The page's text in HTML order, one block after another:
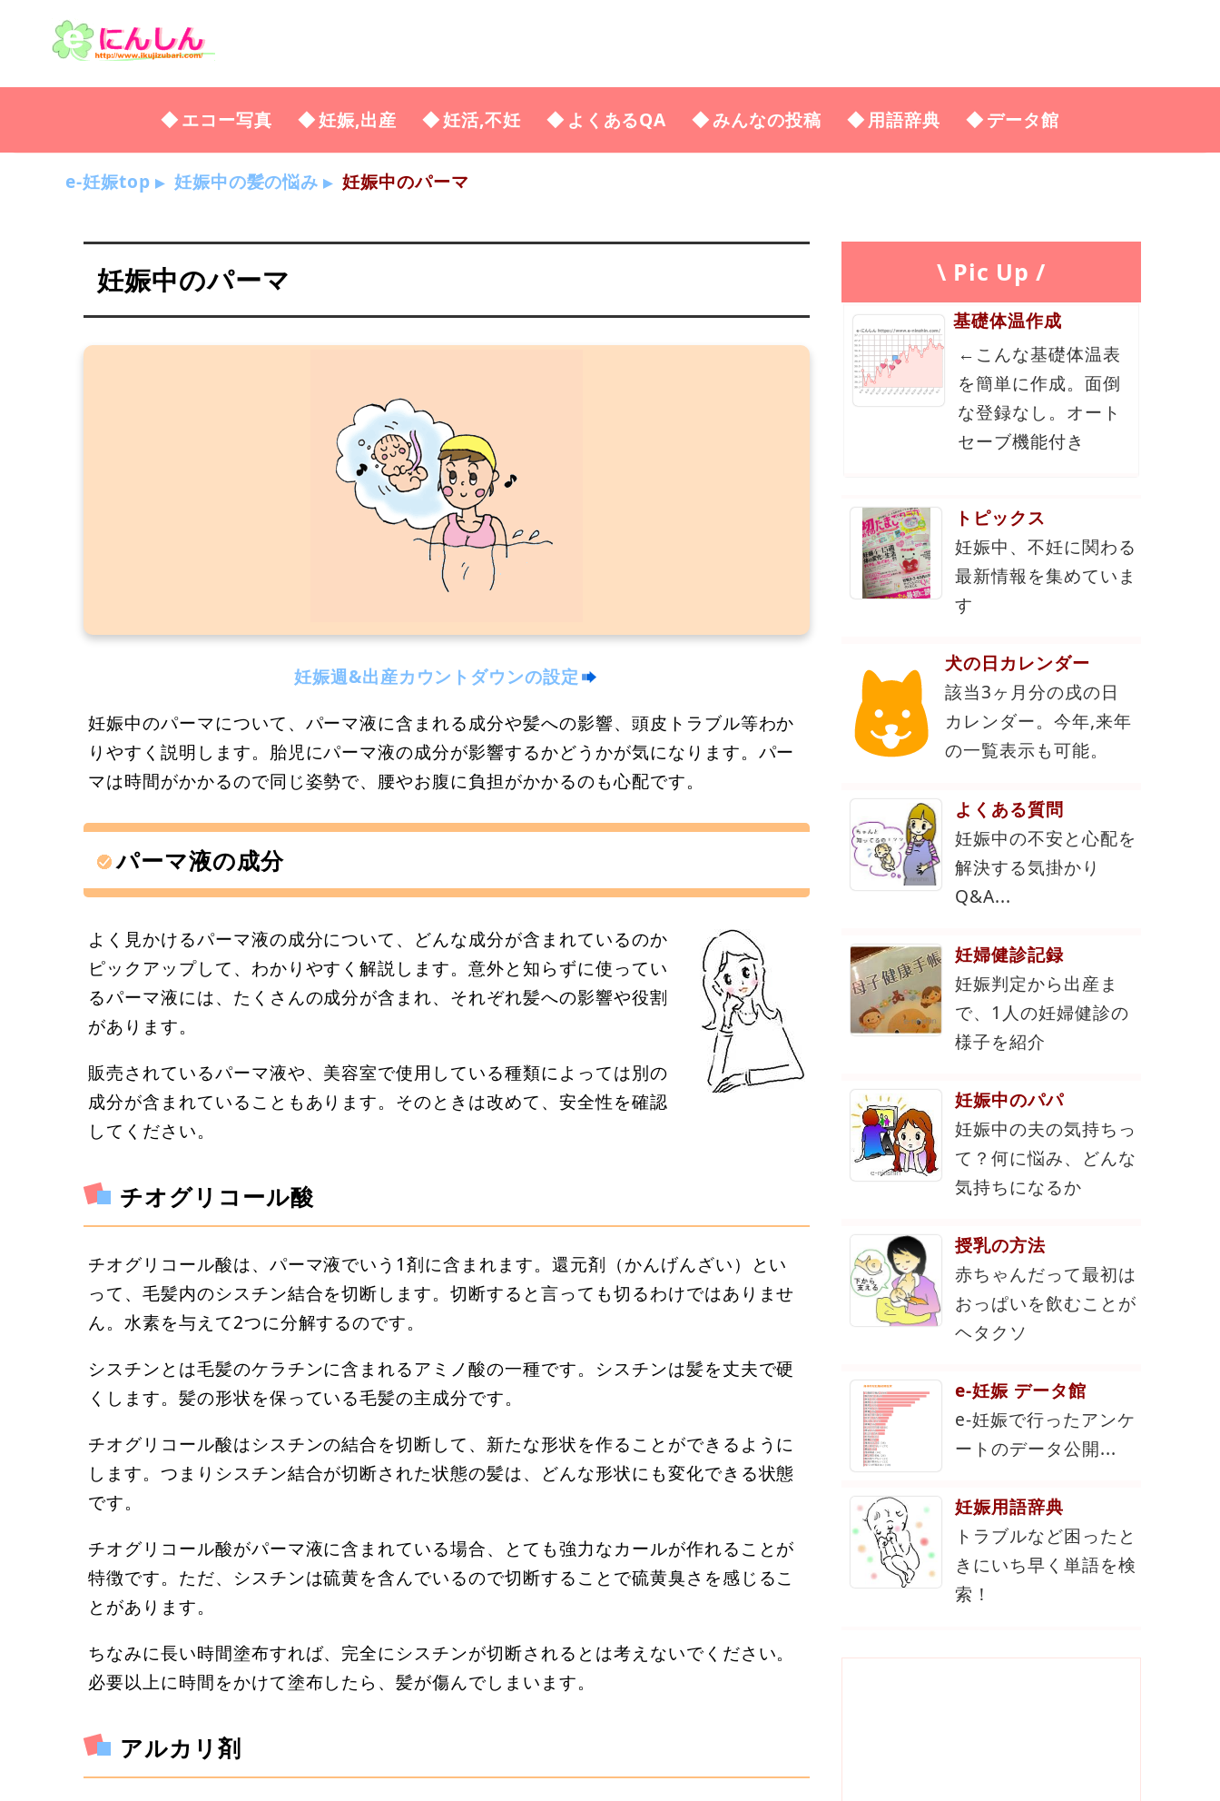
エコー写真 妊娠,出産 妊活,不妊 よくあるQA みんなの投稿 用語辞典 データ館
e-妊娠top 妊娠中の髪の悩み 妊娠中のパーマ
妊娠中のパーマ
妊娠週&出産カウントダウンの設定
妊娠中のパーマについて、パーマ液に含まれる成分や髪への影響、頭皮トラブル等わか
りやすく説明します。胎児にパーマ液の成分が影響するかどうかが気になります。パー
マは時間がかかるので同じ姿勢で、腰やお腹に負担がかかるのも心配です。
パーマ液の成分
よく見かけるパーマ液の成分について、どんな成分が含まれているのか
ピックアップして、わかりやすく解説します。意外と知らずに使ってい
るパーマ液には、たくさんの成分が含まれ、それぞれ髪への影響や役割
があります。
販売されているパーマ液や、美容室で使用している種類によっては別の
成分が含まれていることもあります。そのときは改めて、安全性を確認
してください。
チオグリコール酸
チオグリコール酸は、パーマ液でいう1剤に含まれます。還元剤（かんげんざい）とい
って、毛髪内のシスチン結合を切断します。切断すると言っても切るわけではありませ
ん。水素を与えて2つに分解するのです。
シスチンとは毛髪のケラチンに含まれるアミノ酸の一種です。シスチンは髪を丈夫で硬
くします。髪の形状を保っている毛髪の主成分です。
チオグリコール酸はシスチンの結合を切断して、新たな形状を作ることができるように
します。つまりシスチン結合が切断された状態の髪は、どんな形状にも変化できる状態
です。
チオグリコール酸がパーマ液に含まれている場合、とても強力なカールが作れることが
特徴です。ただ、シスチンは硫黄を含んでいるので切断することで硫黄臭さを感じるこ
とがあります。
ちなみに長い時間塗布すれば、完全にシスチンが切断されるとは考えないでください。
必要以上に時間をかけて塗布したら、髪が傷んでしまいます。
アルカリ剤
\ Pic Up /
基礎体温作成
←こんな基礎体温表
を簡単に作成。面倒
な登録なし。オート
セーブ機能付き
トピックス
妊娠中、不妊に関わる
最新情報を集めていま
す
犬の日カレンダー
該当3ヶ月分の戌の日
カレンダー。今年,来年
の一覧表示も可能。
よくある質問
妊娠中の不安と心配を
解決する気掛かり
Q&A...
妊婦健診記録
妊娠判定から出産ま
で、1人の妊婦健診の
様子を紹介
妊娠中のパパ
妊娠中の夫の気持ちっ
て？何に悩み、どんな
気持ちになるか
授乳の方法
赤ちゃんだって最初は
おっぱいを飲むことが
ヘタクソ
e-妊娠 データ館
e-妊娠で行ったアンケ
ートのデータ公開...
妊娠用語辞典
トラブルなど困ったと
きにいち早く単語を検
索！